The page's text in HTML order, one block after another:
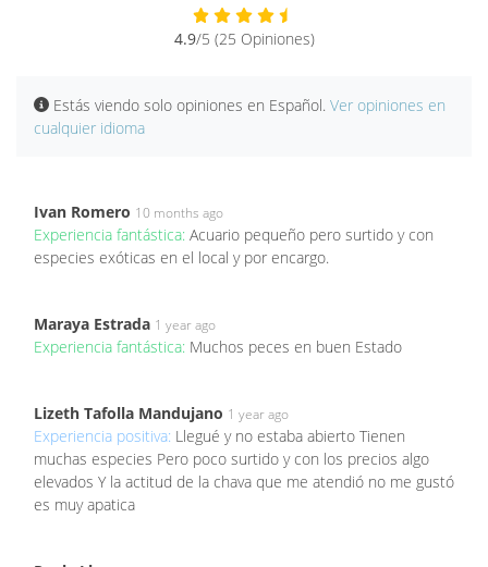
4.9/5 (25 Opiniones)
Estás viendo solo opiniones en Español. Ver opiniones en
cualquier idioma
Ivan Romero 10 months ago
Experiencia fantástica: Acuario pequeño pero surtido y con
especies exóticas en el local y por encargo.
Maraya Estrada 1 year ago
Experiencia fantástica: Muchos peces en buen Estado
Lizeth Tafolla Mandujano 1 year ago
Experiencia positiva: Llegué y no estaba abierto Tienen
muchas especies Pero poco surtido y con los precios algo
elevados Y la actitud de la chava que me atendió no me gustó
es muy apatica